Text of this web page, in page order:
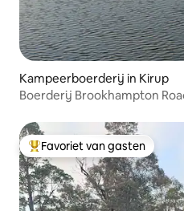
Kampeerboerderij in Kirup
Boerderij Brookhampton
Topfavoriet van gasten
Favoriet van gasten